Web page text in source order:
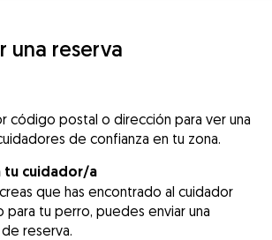
una reserva
código postal o dirección para ver una
de confianza en tu zona.
tu cuidador/a
que has encontrado al cuidador
tu perro, puedes enviar una
reserva.